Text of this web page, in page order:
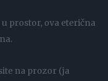
prostor, ova eterična
na prozor (ja